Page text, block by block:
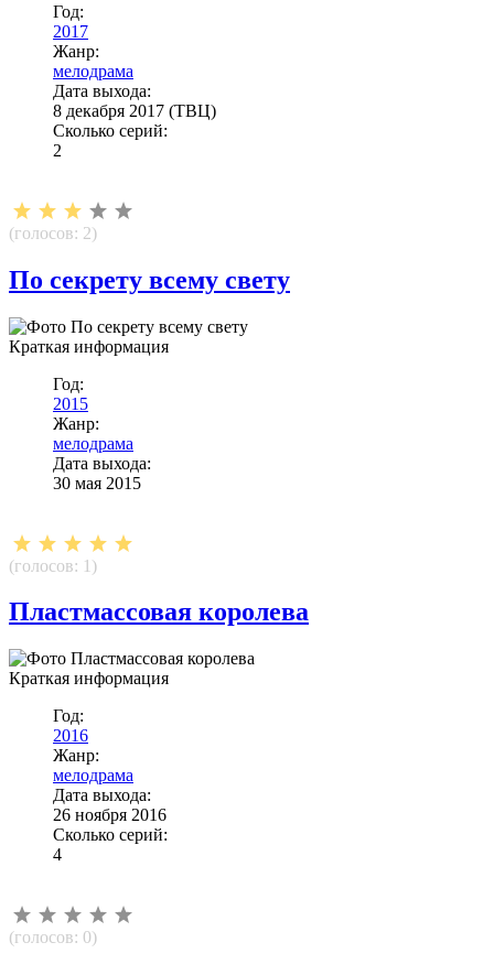
Год:
2017
Жанр:
мелодрама
Дата выхода:
8 декабря 2017 (ТВЦ)
Сколько серий:
2
(голосов: 2)
По секрету всему свету
Краткая информация
Год:
2015
Жанр:
мелодрама
Дата выхода:
30 мая 2015
(голосов: 1 )
Пластмассовая королева
Краткая информация
Год:
2016
Жанр:
мелодрама
Дата выхода:
26 ноября 2016
Сколько серий:
4
(голосов: 0)